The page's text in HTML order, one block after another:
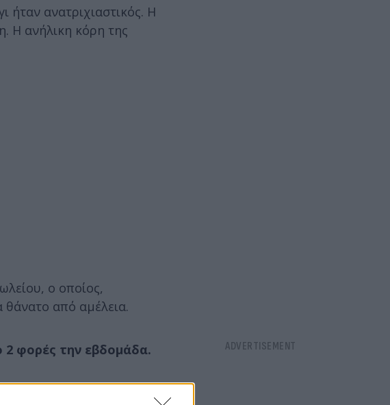
ήταν ανατριχιαστικός. Η
Η ανήλικη κόρη της
ο οποίος,
θάνατο από αμέλεια.
2 φορές την εβδομάδα.